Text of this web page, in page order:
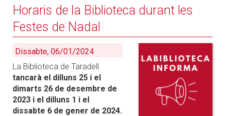
Horaris de la Biblioteca durant les
Festes de Nadal
Dissabte, 06/01/2024
La Biblioteca de Taradell
tancarà el dilluns 25 i el
dimarts 26 de desembre de
2023 i el dilluns 1 i el
dissabte 6 de gener de 2024.